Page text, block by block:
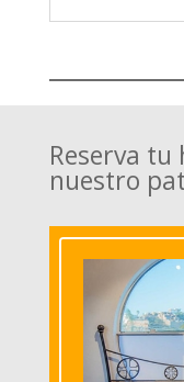
Reserva tu
nuestro